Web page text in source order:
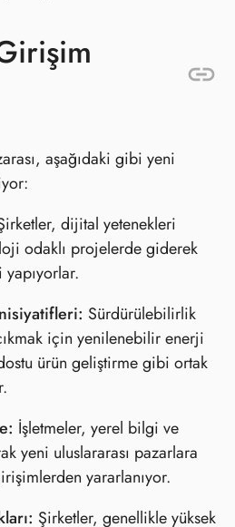
aşağıdaki gibi yeni
dijital yetenekleri
odaklı projelerde giderek
Sürdürülebilirlik
için yenilenebilir enerji
ürün geliştirme gibi ortak
İşletmeler, yerel bilgi ve
yeni uluslararası pazarlara
yararlanıyor.
Şirketler, genellikle yüksek